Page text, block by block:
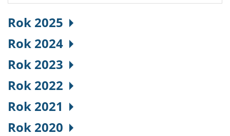
Rok 2025
Rok 2024
Rok 2023
Rok 2022
Rok 2021
Rok 2020